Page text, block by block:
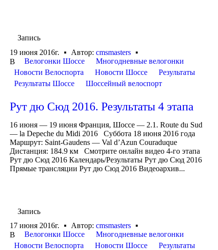
Запись
19 июня 2016г.
Автор: cmsmasters
В
Велогонки Шоссе
Многодневные велогонки
Новости Велоспорта
Новости Шоссе
Результаты
Результаты Шоссе
Шоссейный велоспорт
Рут дю Сюд 2016. Результаты 4 этапа
16 июня — 19 июня Франция, Шоссе — 2.1. Route du Sud
— la Depeche du Midi 2016 Суббота 18 июня 2016 года
Маршрут: Saint-Gaudens — Val d’Azun Couraduque
Дистанция: 184.9 км Смотрите онлайн видео 4-го этапа
Рут дю Сюд 2016 Календарь/Результаты Рут дю Сюд 2016
Прямые трансляции Рут дю Сюд 2016 Видеоархив...
Запись
17 июня 2016г.
Автор: cmsmasters
В
Велогонки Шоссе
Многодневные велогонки
Новости Велоспорта
Новости Шоссе
Результаты